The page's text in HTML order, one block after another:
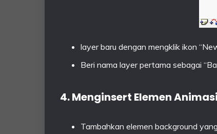
layer baru dengan mengklik ikon
Beri nama layer pertama sebagai
4. Menginsert Elemen Animasi
Tambahkan elemen background